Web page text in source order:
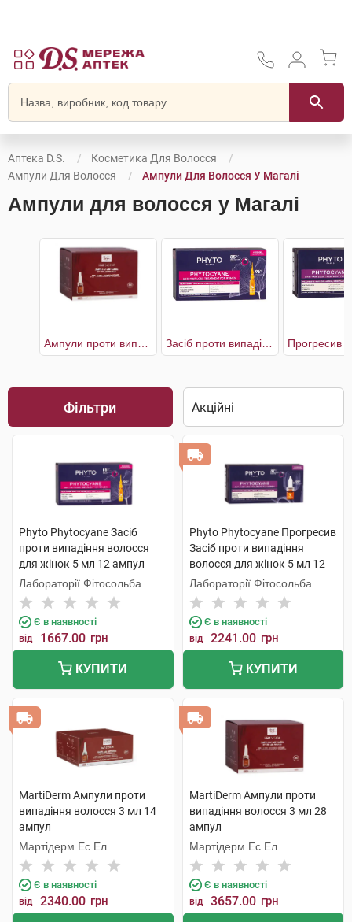
Аптека D.S.
Косметика Для Волосся
Ампули Для Волосся
Ампули Для Волосся У Магалі
Ампули для волосся у Магалі
Фільтри
Phyto Phytocyane Засіб
проти випадіння волосся
для жінок 5 мл 12 ампул
Лабораторії Фітосольба
Є в наявності
від 1667.00 грн
КУПИТИ
Phyto Phytocyane Прогресив
Засіб проти випадіння
волосся для жінок 5 мл 12
ампул
Лабораторії Фітосольба
Є в наявності
від 2241.00 грн
КУПИТИ
MartiDerm Ампули проти
випадіння волосся 3 мл 14
ампул
Мартідерм Ес Ел
Є в наявності
від 2340.00 грн
MartiDerm Ампули проти
випадіння волосся 3 мл 28
ампул
Мартідерм Ес Ел
Є в наявності
від 3657.00 грн